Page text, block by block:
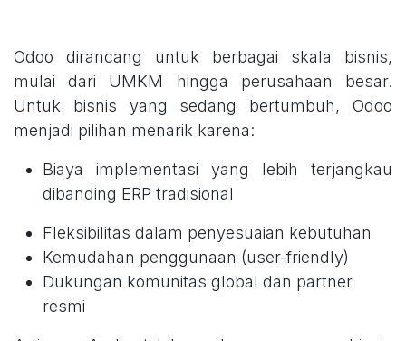
Odoo dirancang untuk berbagai skala bisnis,
mulai dari UMKM hingga perusahaan besar.
Untuk bisnis yang sedang bertumbuh, Odoo
menjadi pilihan menarik karena:
Biaya implementasi yang lebih terjangkau
dibanding ERP tradisional
Fleksibilitas dalam penyesuaian kebutuhan
Kemudahan penggunaan (user-friendly)
Dukungan komunitas global dan partner
resmi